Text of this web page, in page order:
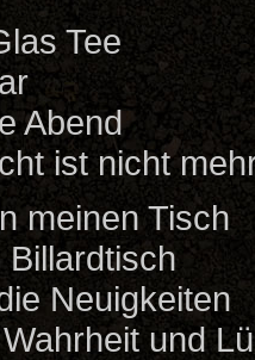
Tee
Abend
ist nicht
meinen Tisch
Neuigkeiten
und